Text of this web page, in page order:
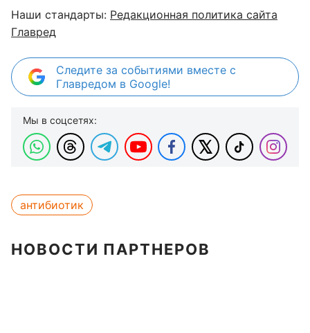
Наши стандарты: Редакционная политика сайта
Главред
Следите за событиями вместе с
Главредом в Google!
Мы в соцсетях:
антибиотик
НОВОСТИ ПАРТНЕРОВ